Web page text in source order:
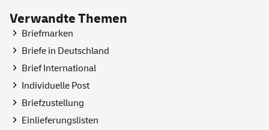
Verwandte Themen
Briefmarken
Briefe in Deutschland
Brief International
Individuelle Post
Briefzustellung
Einlieferungslisten